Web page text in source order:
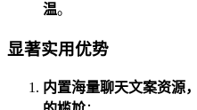
温。
显著实用优势
内置海量聊天文案资源